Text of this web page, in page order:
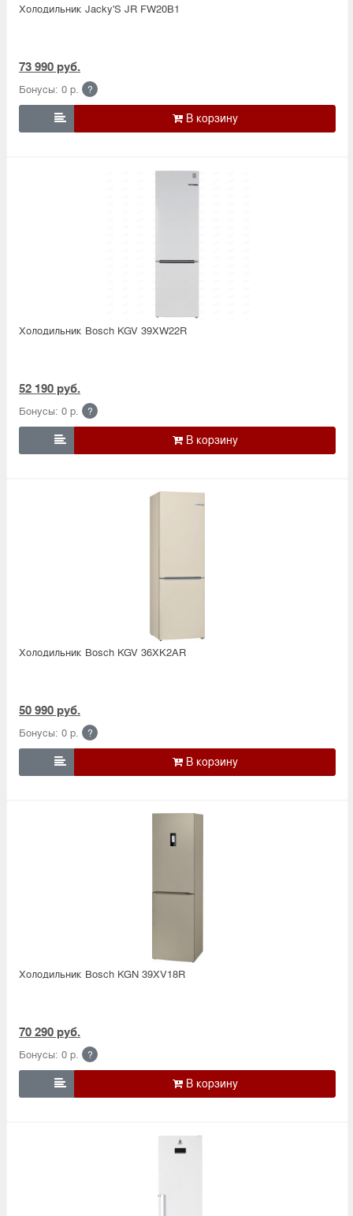
Холодильник Jacky'S JR FW20B1
73 990 руб.
Бонусы: 0 р. ?

Холодильник Bosсh KGV 39XW22R
52 190 руб.
Бонусы: 0 р. ?

Холодильник Bosсh KGV 36XK2AR
50 990 руб.
Бонусы: 0 р. ?

Холодильник Bosсh KGN 39XV18R
70 290 руб.
Бонусы: 0 р. ?
